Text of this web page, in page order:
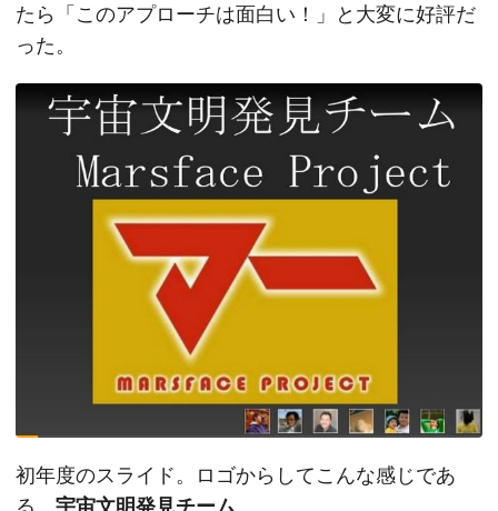
たら「このアプローチは面白い！」と大変に好評だ
った。
初年度のスライド。ロゴからしてこんな感じであ
る。 宇宙文明発見チーム